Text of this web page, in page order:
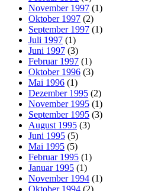
November 1997 (1)
Oktober 1997 (2)
September 1997 (1)
Juli 1997 (1)
Juni 1997 (3)
Februar 1997 (1)
Oktober 1996 (3)
Mai 1996 (1)
Dezember 1995 (2)
November 1995 (1)
September 1995 (3)
August 1995 (3)
Juni 1995 (5)
Mai 1995 (5)
Februar 1995 (1)
Januar 1995 (1)
November 1994 (1)
Oktober 1994 (2)